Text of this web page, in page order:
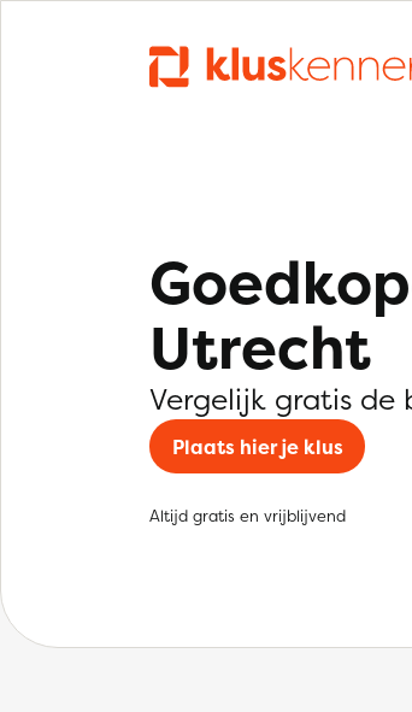
Utrecht
Vergelijk gratis de
Plaats hier je klus
Altijd gratis en vrijblijvend